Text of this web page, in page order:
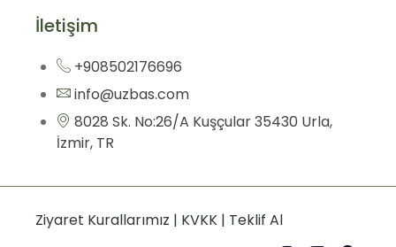
İletişim
+908502176696
info@uzbas.com
8028 Sk. No:26/A Kuşçular 35430 Urla,
İzmir, TR
Ziyaret Kurallarımız | KVKK| Teklif Al